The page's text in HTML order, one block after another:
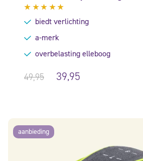
Gewaardeerd
5.00uit
biedt verlichting
a-merk
overbelasting elleboog
49,95 39,95
aanbieding